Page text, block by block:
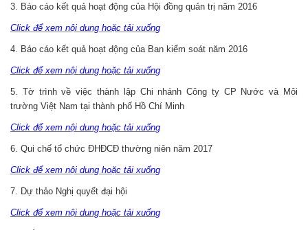
3. Báo cáo kết quả hoạt động của Hội đồng quản trị năm 2016
Click để xem nội dung hoặc tải xuống
4. Báo cáo kết quả hoạt động của Ban kiểm soát năm 2016
Click để xem nội dung hoặc tải xuống
5. Tờ trình về việc thành lập Chi nhánh Công ty CP Nước và Môi
trường Việt Nam tại thành phố Hồ Chí Minh
Click để xem nội dung hoặc tải xuống
6. Qui chế tổ chức ĐHĐCĐ thường niên năm 2017
Click để xem nội dung hoặc tải xuống
7. Dự thảo Nghị quyết đại hội
Click để xem nội dung hoặc tải xuống